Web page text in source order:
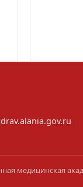
медицинская